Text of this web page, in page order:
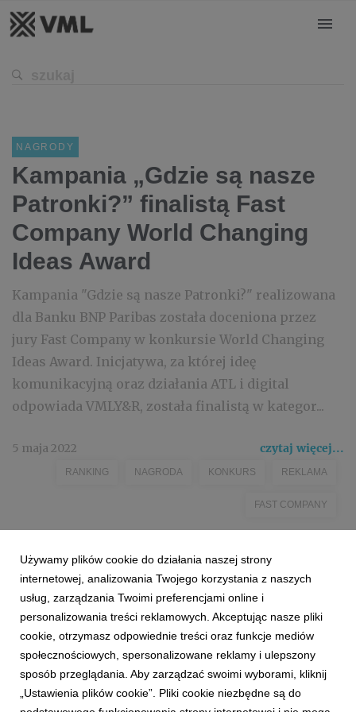
NAGRODY
Kampania „Gdzie są nasze
Patronki?” finalistą Fast
Company World Changing
Ideas Award
Kampania "Gdzie są nasze Patronki?" realizowana
dla Banku BNP Paribas została doceniona przez
jury Fast Company w konkursie World Changing
Ideas Award. Inicjatywa, za której ideę
komunikacyjną oraz działania ATL i digital
odpowiada VMLY&R, została finalistą w kategor...
5 maja 2022 czytaj więcej...
RANKING NAGRODA KONKURS REKLAMA
FAST COMPANY
Używamy plików cookie do działania naszej strony
internetowej, analizowania Twojego korzystania z naszych
usług, zarządzania Twoimi preferencjami online i
personalizowania treści reklamowych. Akceptując nasze pliki
cookie, otrzymasz odpowiednie treści oraz funkcje mediów
społecznościowych, spersonalizowane reklamy i ulepszony
sposób przeglądania. Aby zarządzać swoimi wyborami, kliknij
„Ustawienia plików cookie”. Pliki cookie niezbędne są do